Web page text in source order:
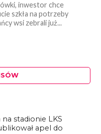
inwestor chce
szkła na potrzeby
wsi zebrali już...
stadionie LKS
apel do